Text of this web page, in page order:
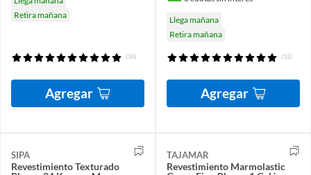
Retira mañana
(36)
Agregar
Llega mañana
Retira mañana
(52)
Agregar
SIPA
Revestimiento Texturado
TAJAMAR
Revestimiento Marmolastic